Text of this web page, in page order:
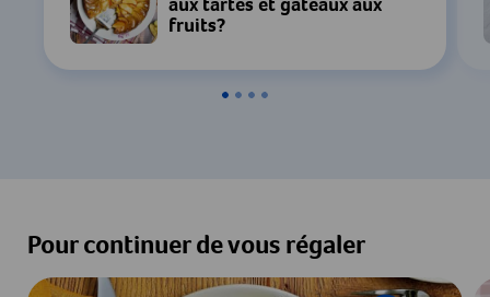
aux tartes et gâteaux aux
fruits?
Pour continuer de vous régaler